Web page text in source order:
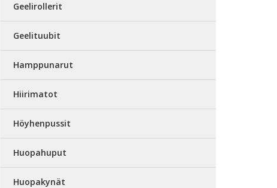
Geelirollerit
Geelituubit
Hamppunarut
Hiirimatot
Höyhenpussit
Huopahuput
Huopakynät